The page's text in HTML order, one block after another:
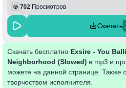
702 Просмотров
Скачать
Скачать бесплатно Exsire - You
Neighborhood (Slowed) в mp3 и
можете на данной странице. Также
творчеством исполнителя.